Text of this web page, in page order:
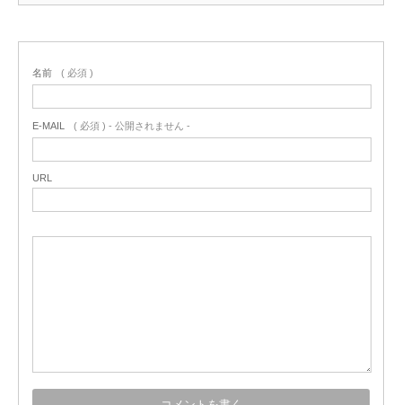
名前 ( 必須 )
E-MAIL ( 必須 ) - 公開されません -
URL